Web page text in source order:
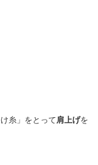
糸」をとって肩上げを